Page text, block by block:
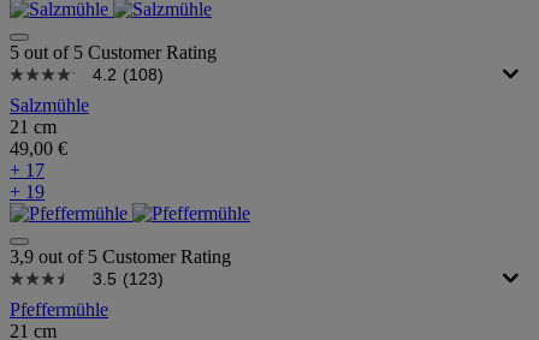
5 out of 5 Customer Rating
4.2 (108)
Salzmühle
21 cm
49,00 €
+ 17
+ 19
3,9 out of 5 Customer Rating
3.5 (123)
Pfeffermühle
21 cm